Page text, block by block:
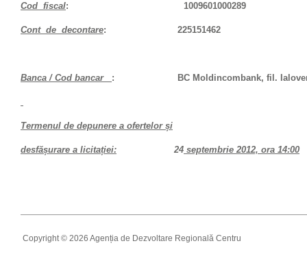
Cod fiscal: 1009601000289
Cont de decontare: 225151462
Banca / Cod bancar : BC Moldincombank, fil. Ialoveni /
Termenul de depunere a ofertelor și
desfășurare a licitației: 24 septembrie 2012, ora 14:00
Copyright © 2026 Agenția de Dezvoltare Regională Centru